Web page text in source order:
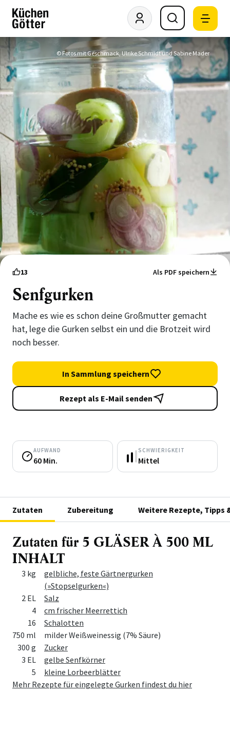
© Fotos mit Geschmack, Ulrike Schmidt und Sabine Mader
13 Als PDF speichern
Senfgurken
Mache es wie es schon deine Großmutter gemacht
hat, lege die Gurken selbst ein und die Brotzeit wird
noch besser.
In Sammlung speichern
Rezept als E-Mail senden
AUFWAND
60 Min.
SCHWIERIGKEIT
Mittel
Zutaten Zubereitung Weitere Rezepte, Tipps
Zutaten für 5 GLÄSER À 500 ML
INHALT
Menge Zutat
3 kg
gelbliche, feste Gärtnergurken
(»Stopselgurken«)
2 EL
Salz
4
cm frischer Meerrettich
16
Schalotten
750 ml
milder Weißweinessig (7% Säure)
300 g
Zucker
3 EL
gelbe Senfkörner
5
kleine Lorbeerblätter
Mehr Rezepte für eingelegte Gurken findest du hier